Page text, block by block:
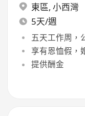
東區, 小西灣
5天/週
五天工作周，
享有恩恤假，
提供酬金